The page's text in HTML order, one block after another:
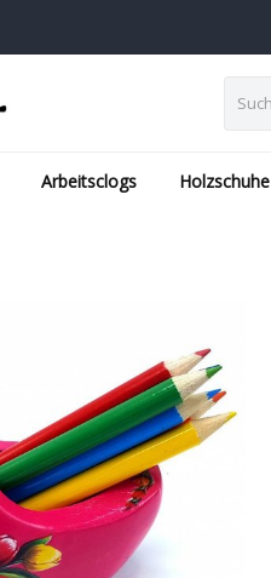
Arbeitsclogs Holzschuhe